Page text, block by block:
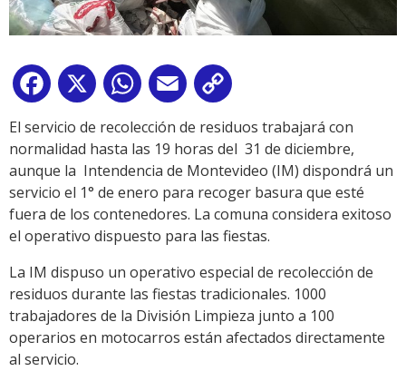
Facebook
X WhatsApp
Email
Link
El servicio de recolección de residuos trabajará con
normalidad hasta las 19 horas del 31 de diciembre,
aunque la Intendencia de Montevideo (IM) dispondrá un
servicio el 1° de enero para recoger basura que esté
fuera de los contenedores. La comuna considera exitoso
el operativo dispuesto para las fiestas.
La IM dispuso un operativo especial de recolección de
residuos durante las fiestas tradicionales. 1000
trabajadores de la División Limpieza junto a 100
operarios en motocarros están afectados directamente
al servicio.